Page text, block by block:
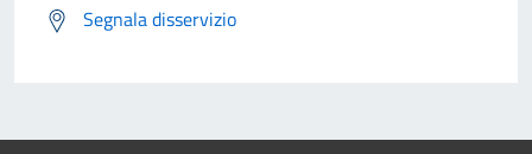
Segnala disservizio